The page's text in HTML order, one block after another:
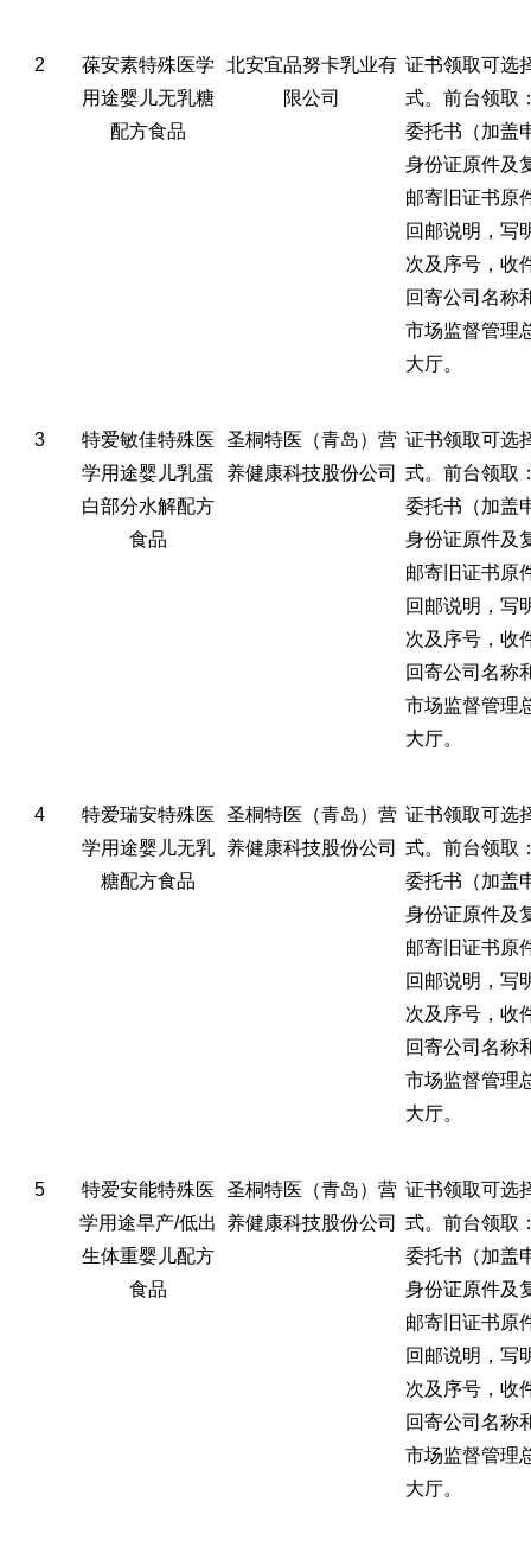
2
葆安素特殊医学
用途婴儿无乳糖
配方食品
北安宜品努卡乳业有
限公司
证书领取可选
式。前台领取
委托书（加盖
身份证原件及
邮寄旧证书原
回邮说明，写
次及序号，收
回寄公司名称
市场监督管理
大厅。
3
特爱敏佳特殊医
学用途婴儿乳蛋
白部分水解配方
食品
圣桐特医（青岛）营
养健康科技股份公司
证书领取可选
式。前台领取
委托书（加盖
身份证原件及
邮寄旧证书原
回邮说明，写
次及序号，收
回寄公司名称
市场监督管理
大厅。
4
特爱瑞安特殊医
学用途婴儿无乳
糖配方食品
圣桐特医（青岛）营
养健康科技股份公司
证书领取可选
式。前台领取
委托书（加盖
身份证原件及
邮寄旧证书原
回邮说明，写
次及序号，收
回寄公司名称
市场监督管理
大厅。
5
特爱安能特殊医
学用途早产/低出
生体重婴儿配方
食品
圣桐特医（青岛）营
养健康科技股份公司
证书领取可选
式。前台领取
委托书（加盖
身份证原件及
邮寄旧证书原
回邮说明，写
次及序号，收
回寄公司名称
市场监督管理
大厅。